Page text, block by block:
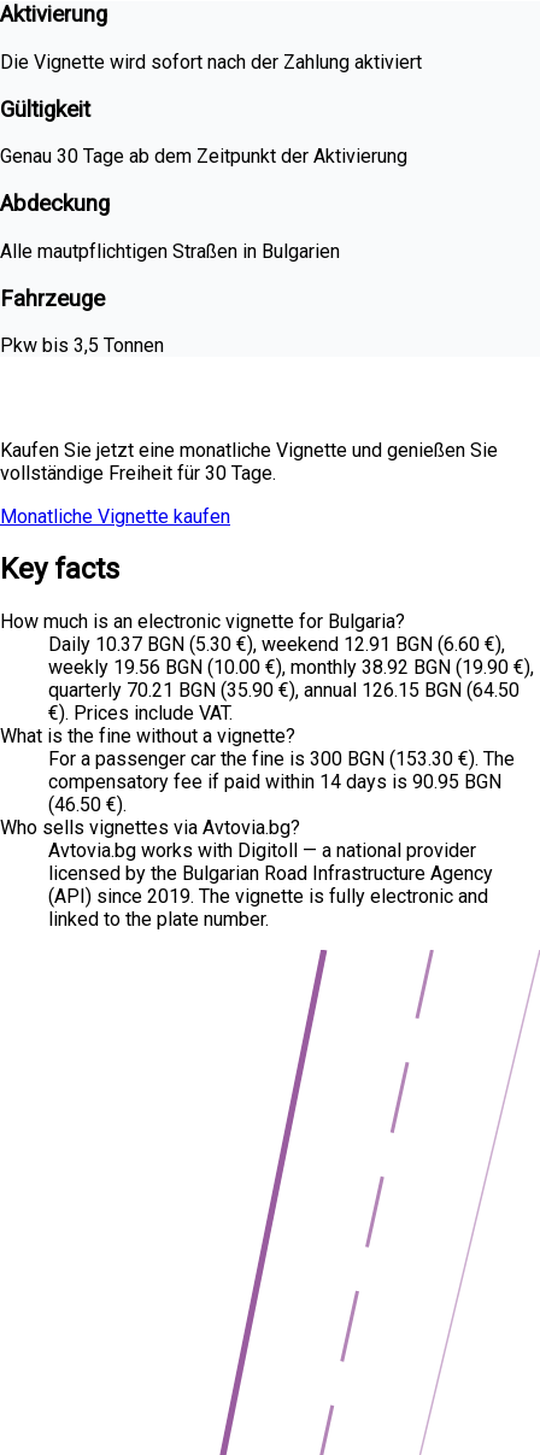
Aktivierung
Die Vignette wird sofort nach der Zahlung aktiviert
Gültigkeit
Genau 30 Tage ab dem Zeitpunkt der Aktivierung
Abdeckung
Alle mautpflichtigen Straßen in Bulgarien
Fahrzeuge
Pkw bis 3,5 Tonnen
Kaufen Sie jetzt eine monatliche Vignette und genießen Sie
vollständige Freiheit für 30 Tage.
Monatliche Vignette kaufen
Key facts
How much is an electronic vignette for Bulgaria?
Daily 10.37 BGN (5.30 €), weekend 12.91 BGN (6.60 €),
weekly 19.56 BGN (10.00 €), monthly 38.92 BGN (19.90 €),
quarterly 70.21 BGN (35.90 €), annual 126.15 BGN (64.50
€). Prices include VAT.
What is the fine without a vignette?
For a passenger car the fine is 300 BGN (153.30 €). The
compensatory fee if paid within 14 days is 90.95 BGN
(46.50 €).
Who sells vignettes via Avtovia.bg?
Avtovia.bg works with Digitoll — a national provider
licensed by the Bulgarian Road Infrastructure Agency
(API) since 2019. The vignette is fully electronic and
linked to the plate number.